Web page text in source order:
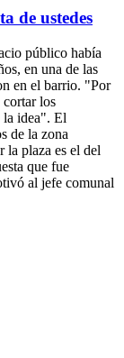
de ustedes
público había
en una de las
en el barrio. "Por
cortar los
la idea". El
de la zona
la plaza es el del
que fue
al jefe comunal